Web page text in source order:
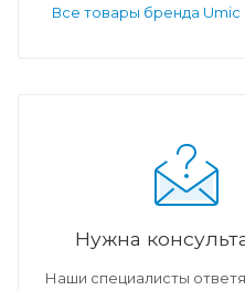
Все товары бренда Umic
Нужна
Наши специалисты